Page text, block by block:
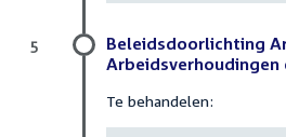
Beleidsdoorlichting
Arbeidsverhoudingen
Te behandelen:
5